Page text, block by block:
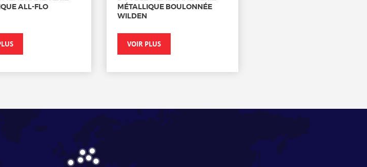
ALL-FLO
MÉTALLIQUE BOULONNÉE
WILDEN
VOIR PLUS